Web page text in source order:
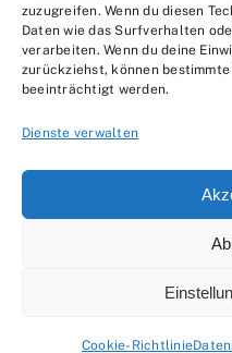
zuzugreifen. Wenn du diesen
Daten wie das Surfverhalten
verarbeiten. Wenn du deine
zurückziehst, können
beeinträchtigt werden.
Dienste verwalten
Cookie-Richtlinie
© 2007 -